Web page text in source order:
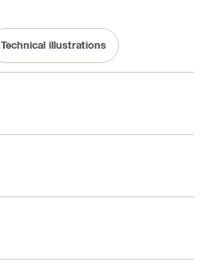
Technical illustrations